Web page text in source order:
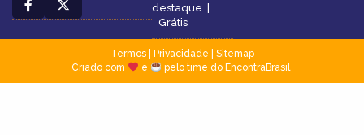
destaque |
Grátis
Termos| Privacidade
Sitemap
Criado com
e pelo time do EncontraBrasil